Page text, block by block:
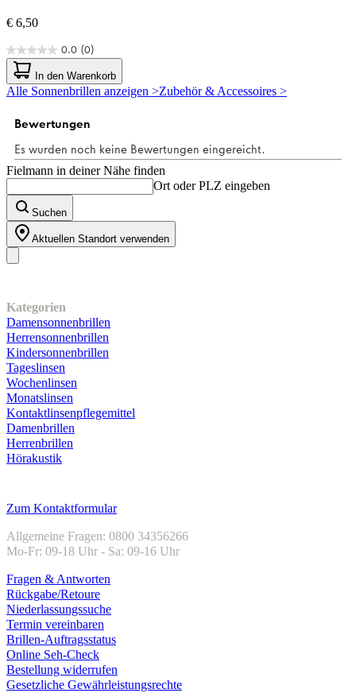
€ 6,50
0.0 (0)
0.0
von
5
Sternen.
In den Warenkorb
Alle Sonnenbrillen anzeigen >Zubehör & Accessoires >
Fielmann in deiner Nähe finden
Ort oder PLZ eingeben
Suchen
Aktuellen Standort verwenden
Kategorien
Damensonnenbrillen
Herrensonnenbrillen
Kindersonnenbrillen
Tageslinsen
Wochenlinsen
Monatslinsen
Kontaktlinsenpflegemittel
Damenbrillen
Herrenbrillen
Hörakustik
Zum Kontaktformular
Allgemeine Fragen: 0800 34356266
Mo-Fr: 09-18 Uhr - Sa: 09-16 Uhr
Fragen & Antworten
Rückgabe/Retoure
Niederlassungssuche
Termin vereinbaren
Brillen-Auftragsstatus
Online Seh-Check
Bestellung widerrufen
Gesetzliche Gewährleistungsrechte